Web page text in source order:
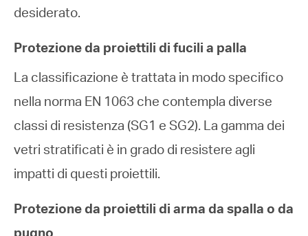
desiderato.
Protezione da proiettili di fucili a palla
La classificazione è trattata in modo specifico
nella norma EN 1063 che contempla diverse
classi di resistenza (SG1 e SG2). La gamma dei
vetri stratificati è in grado di resistere agli
impatti di questi proiettili.
Protezione da proiettili di arma da spalla o da